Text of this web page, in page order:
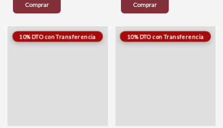
Comprar Comprar